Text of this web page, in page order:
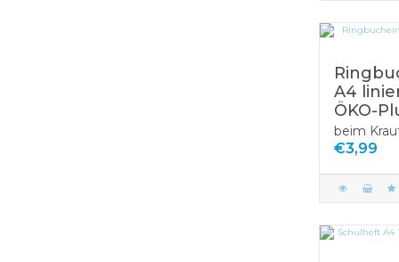
A4
ÖKO-
beim
€3,99